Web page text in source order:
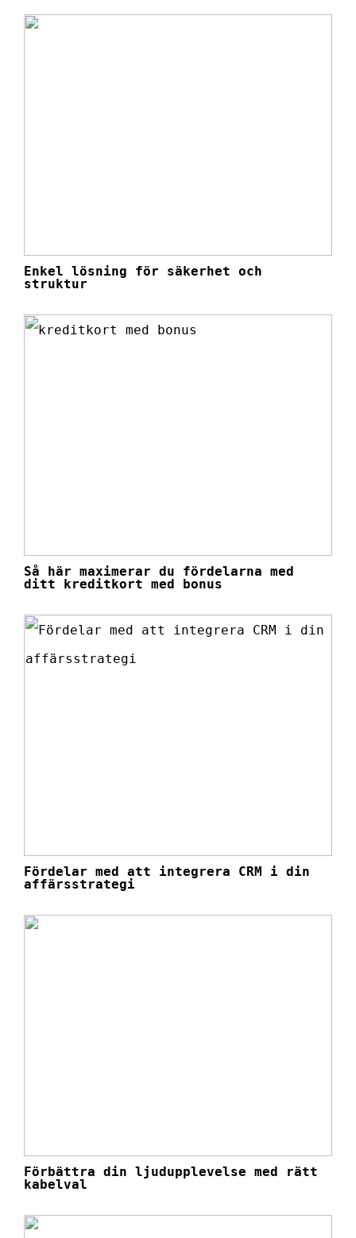
Enkel lösning för säkerhet och
struktur
Så här maximerar du fördelarna med
ditt kreditkort med bonus
Fördelar med att integrera CRM i din
affärsstrategi
Förbättra din ljudupplevelse med rätt
kabelval